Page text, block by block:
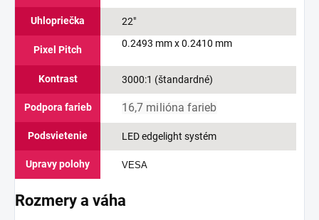
Uhlopriečka 22"
Pixel Pitch
0.2493 mm x 0.2410 mm
Kontrast 3000:1 (štandardné)
Podpora farieb 16,7 milióna farieb
Podsvietenie LED edgelight systém
Upravy polohy VESA
Rozmery a váha